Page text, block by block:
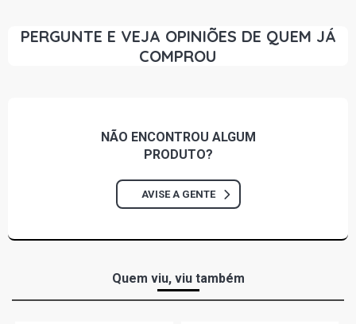
207 PASSION XR SPORT SEDAN 1.4 8V FLEX (2009 -
207 SW-XR SPORT SW 1.4 8V FLEX (2008 - 2016)
206 PRESENCE HATCH 1.4 8V FLEX (2004 - 2008)
207 X-LINE HATCH 1.4 8V FLEX (2009 - 2012)
207 BLUE LION HATCH 1.4 8V FLEX (2013 - 2014)
PERGUNTE E VEJA OPINIÕES DE QUEM JÁ
COMPROU
NÃO ENCONTROU ALGUM
PRODUTO?
AVISE A GENTE
Quem viu, viu também